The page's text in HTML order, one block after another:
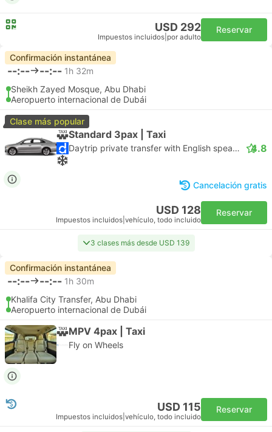
USD 292
Impuestos incluidos por adulto
Reservar
Confirmación instantánea
--:-- --:-- 1h 32m
Sheikh Zayed Mosque, Abu Dhabi
Aeropuerto internacional de Dubái
Clase más popular
Standard 3pax | Taxi
Daytrip private transfer with English speaking driver 4.8
Cancelación gratis
USD 128
Impuestos incluidos vehículo, todo incluido
Reservar
3 clases más desde USD 139
Confirmación instantánea
--:-- --:-- 1h 30m
Khalifa City Transfer, Abu Dhabi
Aeropuerto internacional de Dubái
MPV 4pax | Taxi
Fly on Wheels
USD 115
Impuestos incluidos vehículo, todo incluido
Reservar